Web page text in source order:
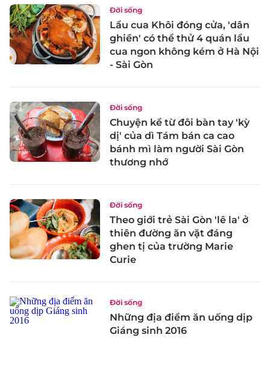
Đời sống
Lẩu cua Khôi đóng cửa, 'dân
ghiền' có thể thử 4 quán lẩu
cua ngon không kém ở Hà Nội
- Sài Gòn
Đời sống
Chuyện kể từ đôi bàn tay 'kỳ
dị' của dì Tám bán ca cao
bánh mì làm người Sài Gòn
thương nhớ
Đời sống
Theo giới trẻ Sài Gòn 'lê la' ở
thiên đường ăn vặt đáng
ghen tị của trường Marie
Curie
Đời sống
Những địa điểm ăn uống dịp
Giáng sinh 2016